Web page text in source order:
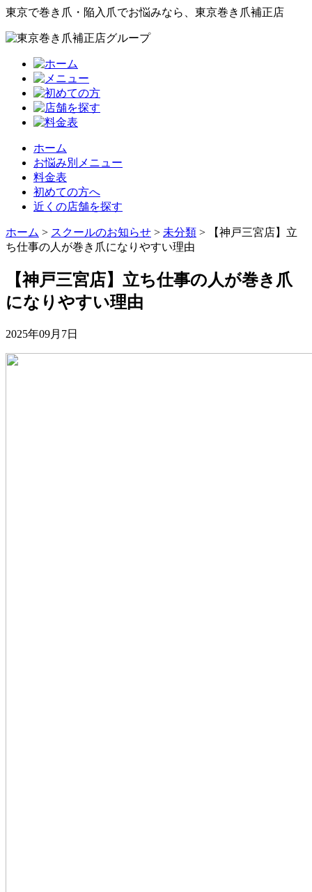
東京で巻き爪・陥入爪でお悩みなら、東京巻き爪補正店
ホーム
お悩み別メニュー
料金表
初めての方へ
近くの店舗を探す
ホーム > スクールのお知らせ > 未分類 >
【神戸三宮店】立
ち仕事の人が巻き爪になりやすい理由
【神戸三宮店】立ち仕事の人が巻き爪
になりやすい理由
2025年09月7日